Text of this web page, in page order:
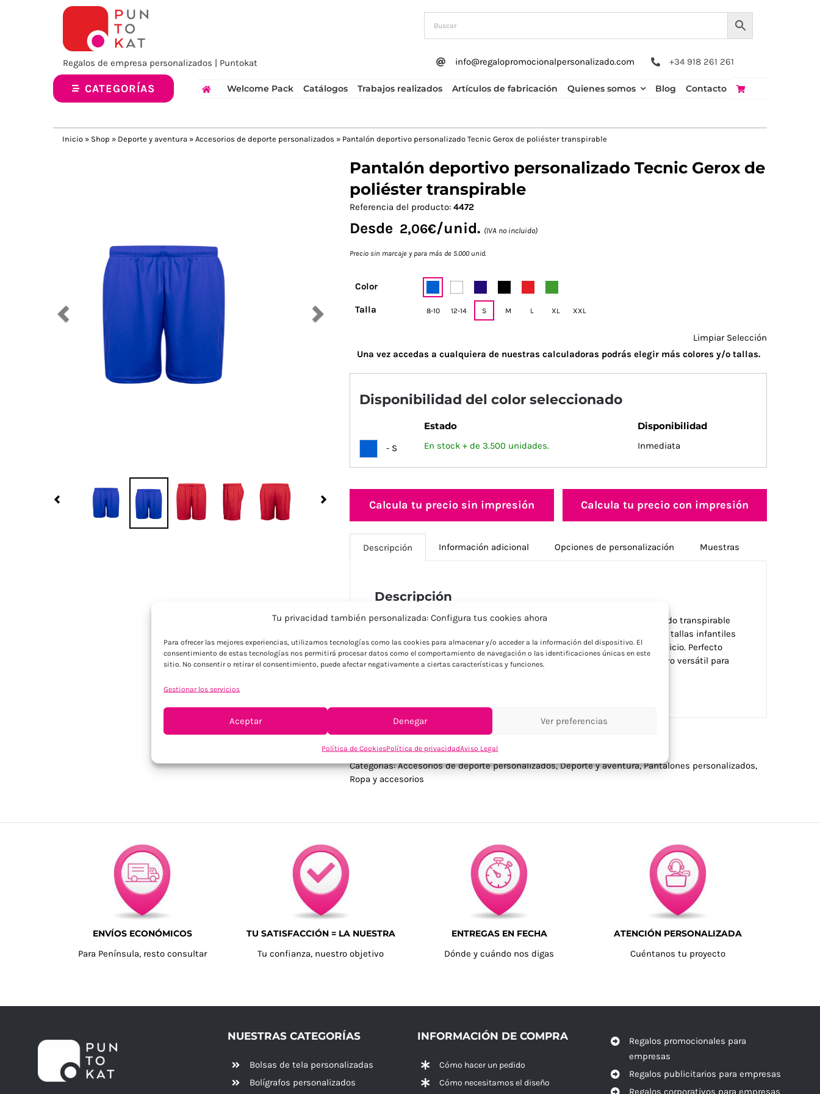
Tu privacidad también personalizada: Configura tus cookies ahora
Para ofrecer las mejores experiencias, utilizamos tecnologías como las cookies para almacenar y/o acceder a la información del dispositivo. El
consentimiento de estas tecnologías nos permitirá procesar datos como el comportamiento de navegación o las identificaciones únicas en este
sitio. No consentir o retirar el consentimiento, puede afectar negativamente a ciertas características y funciones.
Gestionar los servicios
Aceptar Denegar Ver preferencias
Política de CookiesPolítica de privacidadAviso Legal
Regalos de empresa personalizados | Puntokat info@regalopromocionalpersonalizado.com +34 918 261 261
CATEGORÍAS Welcome Pack Catálogos Trabajos realizados Artículos de fabricación Quienes somos Blog Contacto
Inicio » Shop » Deporte y aventura » Accesorios de deporte personalizados » Pantalón deportivo personalizado Tecnic Gerox de poliéster transpirable
Previous
Pantalón deportivo personalizado Tecnic Gerox de
poliéster transpirable
Referencia del producto: 4472
Desde 2,06€/unid. (IVA no incluido)
Precio sin marcaje y para más de 5.000 unid.
Color
Talla 8-10 12-14 S M L XL XXL
Limpiar Selección
Una vez accedas a cualquiera de nuestras calculadoras podrás elegir más colores y/o tallas.
Disponibilidad del color seleccionado
Estado Disponibilidad
- S En stock + de 3.500 unidades. Inmediata
Calcula tu precio sin impresión Calcula tu precio con impresión
Descripción Información adicional Opciones de personalización Muestras
Descripción
Pantalón deportivo en resistente y ligero poliéster de 145g/m2 con tejido transpirable
en vivos colores. Disponible en tallas 8-10, 12-14, S, M, L, XL que incluye tallas infantiles
y adultas. Material técnico que optimiza la ventilación durante el ejercicio. Perfecto
para empresas deportivas o educativas que buscan un regalo deportivo versátil para
SKU:14472019102
Categorías:Accesorios de deporte personalizados,Deporte y aventura,Pantalones personalizados,
Ropa y accesorios
ENVÍOS ECONÓMICOS
Para Península, resto consultar
TU SATISFACCIÓN = LA NUESTRA
Tu confianza, nuestro objetivo
ENTREGAS EN FECHA
Dónde y cuándo nos digas
ATENCIÓN PERSONALIZADA
Cuéntanos tu proyecto
NUESTRAS CATEGORÍAS
Bolsas de tela personalizadas
Bolígrafos personalizados
INFORMACIÓN DE COMPRA
Cómo hacer un pedido
Cómo necesitamos el diseño
Regalos promocionales para
empresas
Regalos publicitarios para empresas
Regalos corporativos para empresas